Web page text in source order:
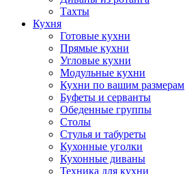
Тахты
Кухня
Готовые кухни
Прямые кухни
Угловые кухни
Модульные кухни
Кухни по вашим размерам
Буфеты и серванты
Обеденные группы
Столы
Стулья и табуреты
Кухонные уголки
Кухонные диваны
Техника для кухни